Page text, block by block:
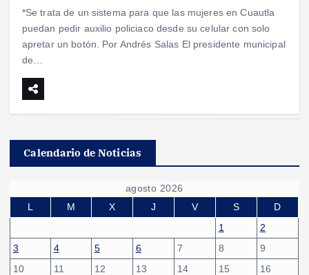
*Se trata de un sistema para que las mujeres en Cuautla
puedan pedir auxilio policiaco desde su celular con solo
apretar un botón. Por Andrés Salas El presidente municipal
de…
Calendario de Noticias
agosto 2026
L
M X J V S
D
1
2
3
4 5 6 7 8
9
10
11 12 13 14 15
16